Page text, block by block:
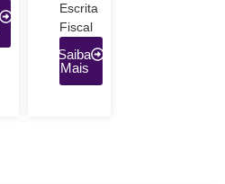
Escrita
Fiscal
Saiba
Mais